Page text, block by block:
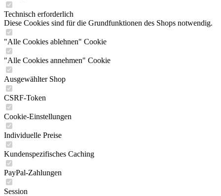
Technisch erforderlich
Diese Cookies sind für die Grundfunktionen des Shops notwendig.
"Alle Cookies ablehnen" Cookie
"Alle Cookies annehmen" Cookie
Ausgewählter Shop
CSRF-Token
Cookie-Einstellungen
Individuelle Preise
Kundenspezifisches Caching
PayPal-Zahlungen
Session